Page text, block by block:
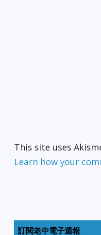
This site uses
Learn how your
訂閱老中電子週報